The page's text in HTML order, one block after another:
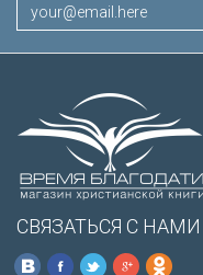
СВЯЗАТЬСЯ С НАМИ